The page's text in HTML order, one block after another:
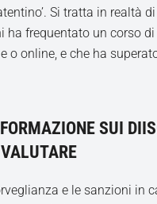
Si tratta in realtà
ha frequentato un corso
o online, e che ha
SUI
e le sanzioni in